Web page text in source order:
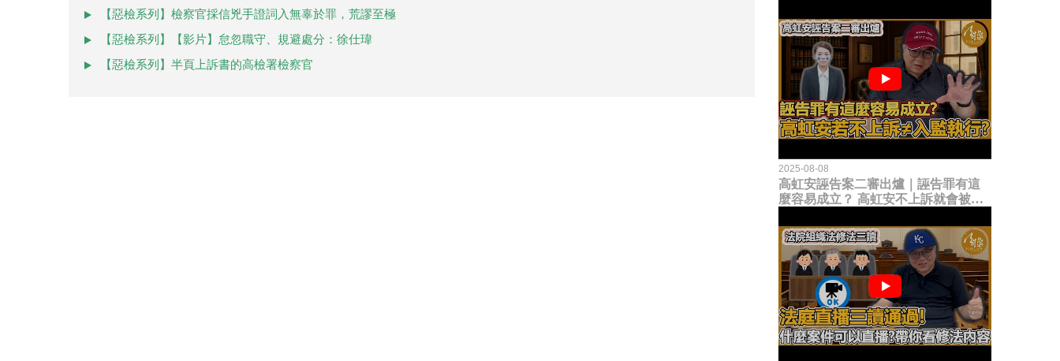
【惡檢系列】檢察官採信兇手證詞入無辜於罪，荒謬至極
【惡檢系列】【影片】怠忽職守、規避處分：徐仕瑋
【惡檢系列】半頁上訴書的高檢署檢察官
2025-08-08
高虹安誣告案二審出爐｜誣告罪有這
麼容易成立？ 高虹安不上訴就會被